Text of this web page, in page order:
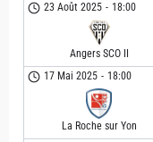
23 Août 2025 - 18:00
Angers SCO II
17 Mai 2025 - 18:00
La Roche sur Yon